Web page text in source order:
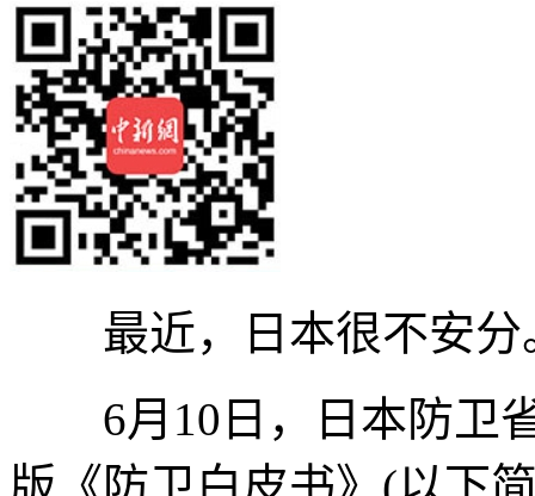
最近，日本很不安分
6月10日，日本防卫省